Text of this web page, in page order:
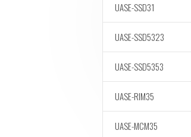
UASE-SSD31
UASE-SSD5323
UASE-SSD5353
UASE-RIM35
UASE-MCM35